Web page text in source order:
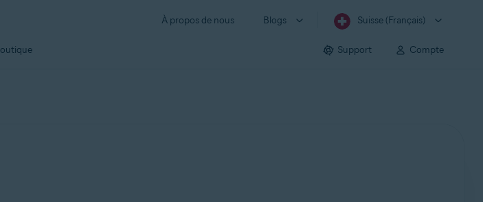
À propos de nous Blogs Suisse (Français)
Support Compte